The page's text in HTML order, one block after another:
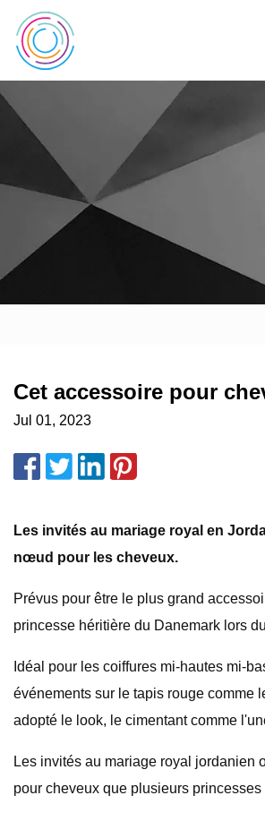
Cet accessoire pour
Jul 01, 2023
Les invités au mariage royal en
nœud pour les cheveux.
Prévus pour être le plus grand
princesse héritière du Danemark lors
Idéal pour les coiffures mi-hautes mi-
événements sur le tapis rouge comme
adopté le look, le cimentant comme
Les invités au mariage royal jordanien
pour cheveux que plusieurs princesses